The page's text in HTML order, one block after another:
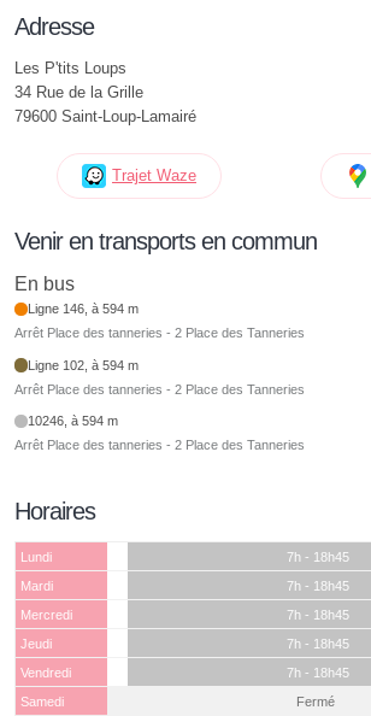
Adresse
Les P'tits Loups
34 Rue de la Grille
79600 Saint-Loup-Lamairé
Trajet Waze
Venir en transports en commun
En bus
Ligne 146, à 594 m
Arrêt Place des tanneries - 2 Place des Tanneries
Ligne 102, à 594 m
Arrêt Place des tanneries - 2 Place des Tanneries
10246, à 594 m
Arrêt Place des tanneries - 2 Place des Tanneries
Horaires
Lundi
7h - 18h45
Mardi
7h - 18h45
Mercredi
7h - 18h45
Jeudi
7h - 18h45
Vendredi
7h - 18h45
Samedi
Fermé